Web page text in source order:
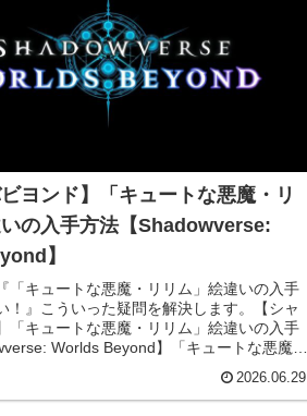
ビヨンド】「キュートな悪魔・リ
いの入手方法【Shadowverse:
】
「キュートな悪魔・リリム」絵違いの入手
！』こういった疑問を解決します。【シャ
「キュートな悪魔・リリム」絵違いの入手
Worlds Beyond】「キュートな悪魔・
2026.06.29